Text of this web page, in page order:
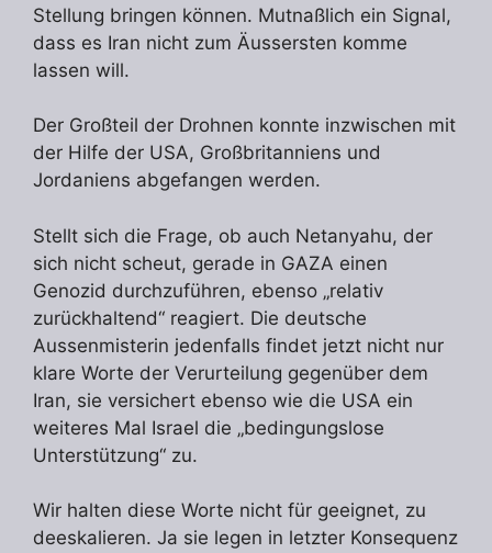
Stellung bringen können. Mutnaßlich ein Signal,
dass es Iran nicht zum Äussersten komme
lassen will.
Der Großteil der Drohnen konnte inzwischen mit
der Hilfe der USA, Großbritanniens und
Jordaniens abgefangen werden.
Stellt sich die Frage, ob auch Netanyahu, der
sich nicht scheut, gerade in GAZA einen
Genozid durchzuführen, ebenso „relativ
zurückhaltend“ reagiert. Die deutsche
Aussenmisterin jedenfalls findet jetzt nicht nur
klare Worte der Verurteilung gegenüber dem
Iran, sie versichert ebenso wie die USA ein
weiteres Mal Israel die „bedingungslose
Unterstützung“ zu.
Wir halten diese Worte nicht für geeignet, zu
deeskalieren. Ja sie legen in letzter Konsequenz